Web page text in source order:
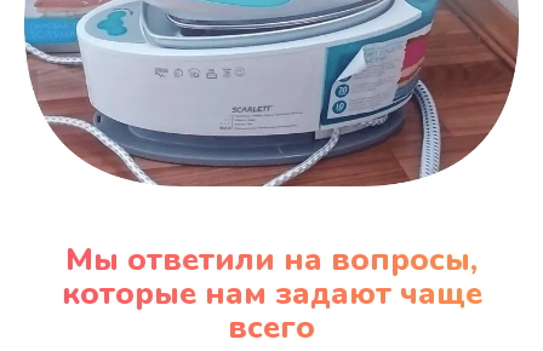
Мы ответили на вопросы,
которые нам задают чаще
всего